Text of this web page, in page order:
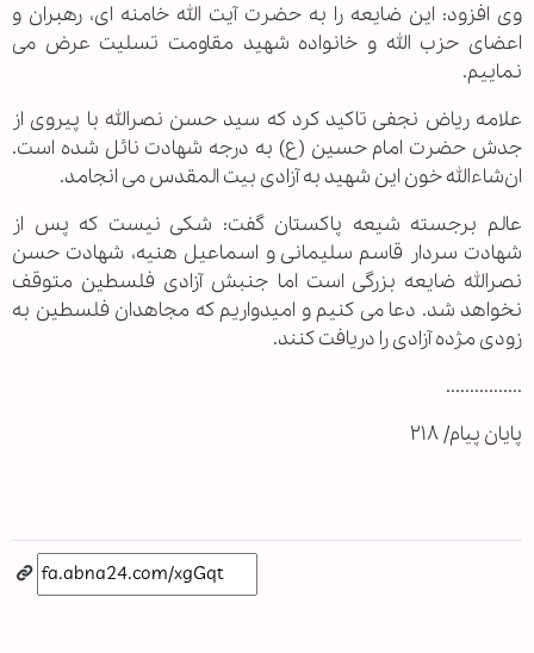
وی افزود: این ضایعه را به حضرت آیت الله خامنه ای، رهبران و
اعضای حزب الله و خانواده شهید مقاومت تسلیت عرض می
نماییم.
علامه ریاض نجفی تاکید کرد که سید حسن نصرالله با پیروی از
جدش حضرت امام حسین (ع) به درجه شهادت نائل شده است.
ان‌شاءالله خون این شهید به آزادی بیت المقدس می انجامد.
عالم برجسته شیعه پاکستان گفت: شکی نیست که پس از
شهادت سردار قاسم سلیمانی و اسماعیل هنیه، شهادت حسن
نصرالله ضایعه بزرگی است اما جنبش آزادی فلسطین متوقف
نخواهد شد. دعا می کنیم و امیدواریم که مجاهدان فلسطین به
زودی مژده آزادی را دریافت کنند.
................
پایان پیام/ ۲۱۸